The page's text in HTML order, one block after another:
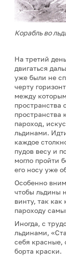
Корабль во
На третий
двигаться
уже были не
черту
между
пространства
пространства
пароход,
льдинами.
каждое
пудов весу и
могло пройти
его носу уже
Особенно
чтобы льдины
винту, так как
пароходу
Иногда, с
льдинами,
себя красные,
борта краски.